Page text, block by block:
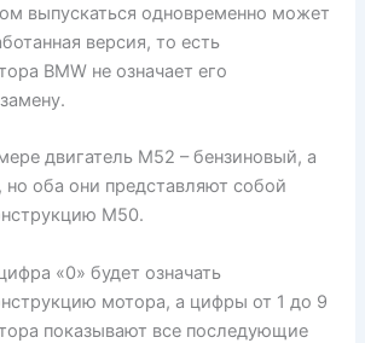
выпускаться одновременно может
версия, то есть
BMW не означает его
двигатель М52 – бензиновый, а
оба они представляют собой
М50.
«0» будет означать
мотора, а цифры от 1 до 9
показывают все последующие